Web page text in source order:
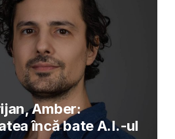
Amber:
încă bate A.I.-ul